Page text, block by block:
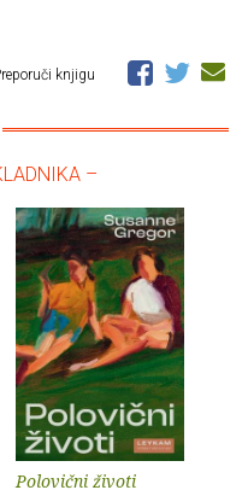
knjigu
–
Polovični životi